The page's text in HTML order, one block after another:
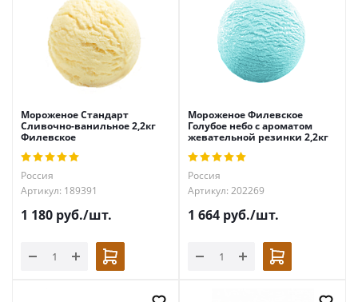
Мороженое Стандарт
Сливочно-ванильное 2,2кг
Филевское
Россия
Артикул: 189391
1 180 руб./шт.
Мороженое Филевское
Голубое небо с ароматом
жевательной резинки 2,2кг
Россия
Артикул: 202269
1 664 руб./шт.